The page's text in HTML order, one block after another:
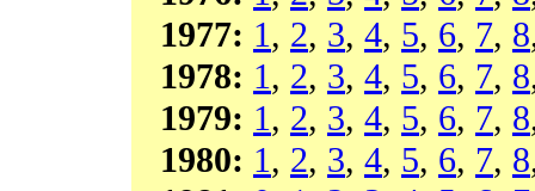
1977: 1, 2, 3, 4, 5, 6, 7, 8
1978: 1, 2, 3, 4, 5, 6, 7, 8
1979: 1, 2, 3, 4, 5, 6, 7, 8
1980: 1, 2, 3, 4, 5, 6, 7, 8